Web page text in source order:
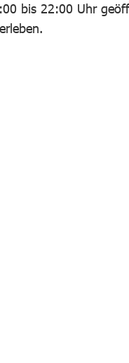
bis 22:00 Uhr